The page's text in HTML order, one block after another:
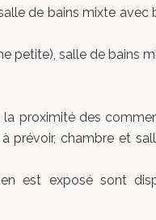
de bains mixte avec
petite), salle de bains
proximité des
prévoir, chambre et
est exposé sont